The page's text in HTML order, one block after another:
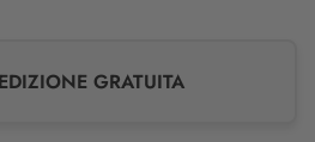
GRATUITA